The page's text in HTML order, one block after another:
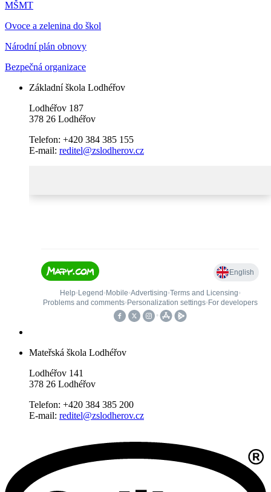
MŠMT
Ovoce a zelenina do škol
Národní plán obnovy
Bezpečná organizace
Základní škola Lodhéřov
Lodhéřov 187
378 26 Lodhéřov
Telefon: +420 384 385 155
E-mail: reditel@zslodherov.cz
Mateřská škola Lodhéřov
Lodhéřov 141
378 26 Lodhéřov
Telefon: +420 384 385 200
E-mail: reditel@zslodherov.cz